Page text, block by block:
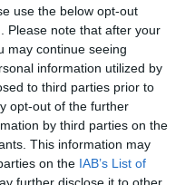
use the below opt-out
Please note that after your
may continue seeing
information utilized by
to third parties prior to
opt-out of the further
by third parties on the
This information may
on the IAB’s List of
further disclose it to other
parte.
Cinco inicial
1 - Marc Grau "Guiri" ®
2 - Ferran Formatjé
5 - Agustín Domínguez
6 - Joan Pascual